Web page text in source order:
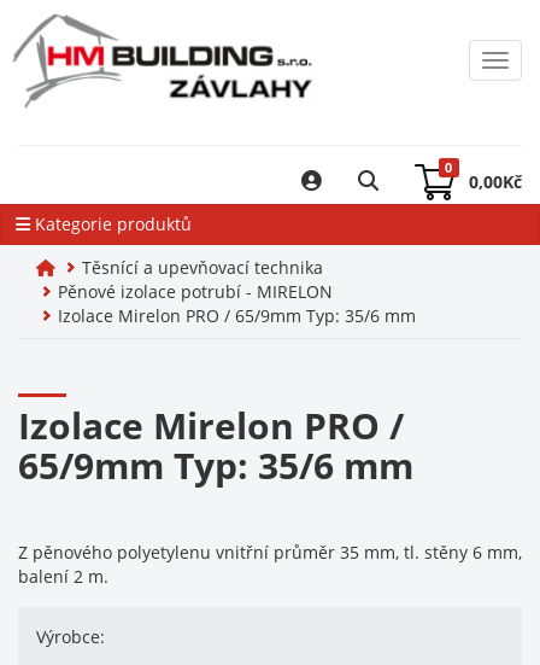
0
0,00Kč
Kategorie produktů
Těsnící a upevňovací technika
Pěnové izolace potrubí - MIRELON
Izolace Mirelon PRO / 65/9mm Typ: 35/6 mm
Izolace Mirelon PRO /
65/9mm Typ: 35/6 mm
Z pěnového polyetylenu vnitřní průměr 35 mm, tl. stěny 6 mm,
balení 2 m.
Výrobce: